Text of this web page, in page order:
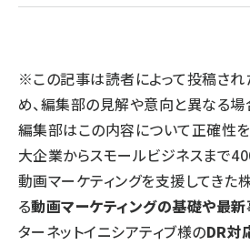
※この記事は読者によって投稿さ
め、編集部の見解や意向と異なる場
編集部はこの内容について正確性を
大企業からスモールビジネスまで
動画マーケティングを支援してき
る動画マーケティングの基礎や最
ターネットイニシアティブ様のDR対